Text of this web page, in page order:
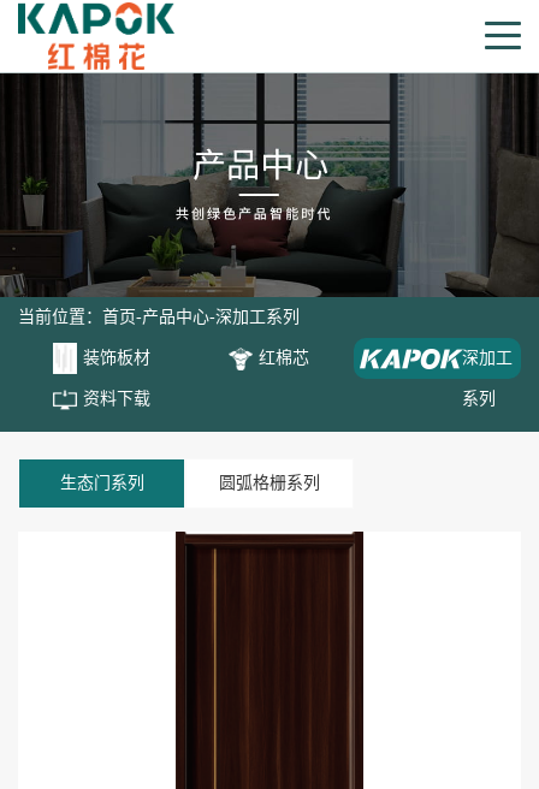
当前位置： 首页-产品中心-深加工系列
装饰板材 红棉芯 深加工
系列
资料下载
生态门系列 圆弧格栅系列